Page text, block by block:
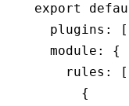
export
  plugins
: [
  module
:
{
    rules
:
[
      {